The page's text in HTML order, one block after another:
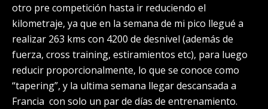
otro pre competición hasta ir reduciendo el
kilometraje, ya que en la semana de mi pico llegué a
realizar 263 kms con 4200 de desnivel (además de
fuerza, cross training, estiramientos etc), para luego
reducir proporcionalmente, lo que se conoce como
“tapering”, y la ultima semana llegar descansada a
Francia con solo un par de días de entrenamiento.